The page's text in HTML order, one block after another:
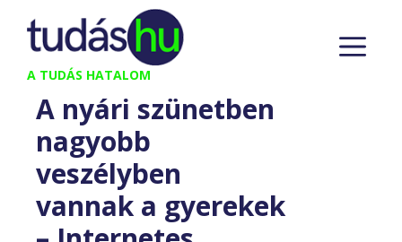
Kilépés
tartalomba
A TUDÁS HATALOM
A nyári szünetben
nagyobb
veszélyben
vannak a gyerekek